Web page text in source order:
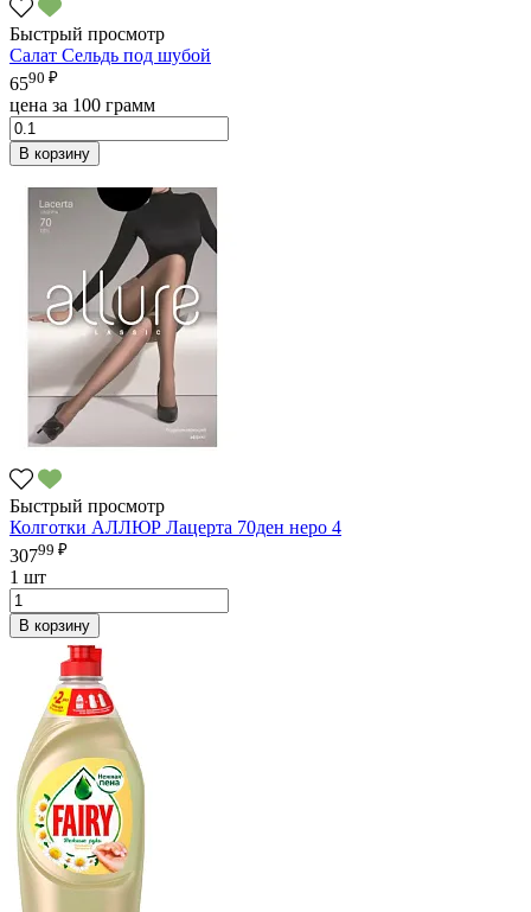
Быстрый просмотр
Салат Сельдь под шубой
6590 ₽
цена за 100 грамм
В корзину
Быстрый просмотр
Колготки АЛЛЮР Лацерта 70ден неро 4
30799 ₽
1 шт
В корзину